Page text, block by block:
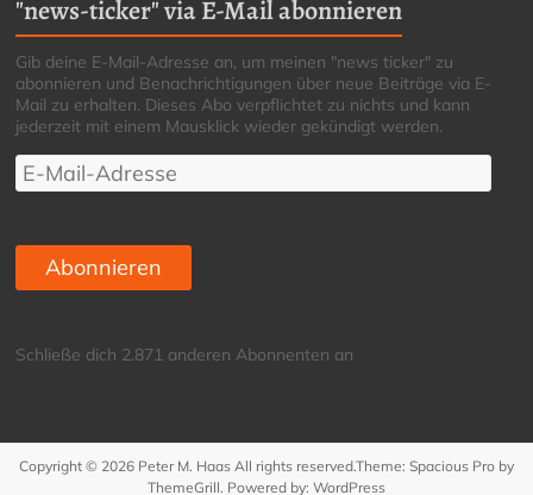
"news-ticker" via E-Mail abonnieren
Gib deine E-Mail-Adresse an, um meinen "news ticker" zu
abonnieren und Benachrichtigungen über neue Beiträge via E-
Mail zu erhalten. Dieses Abo verpflichtet zu nichts und kann
jederzeit mit einem Mausklick wieder gekündigt werden.
E-
Mail-
Abonnieren
Schließe dich 2.871 anderen Abonnenten an
Copyright © 2026 Peter M. HaasAll rights reserved.Theme: Spacious Proby
ThemeGrill. Powered by: WordPress